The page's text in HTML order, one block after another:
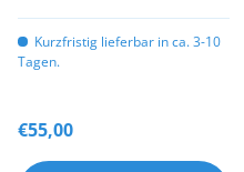
Kurzfristig lieferbar in ca. 3-10
Tagen.
€55,00